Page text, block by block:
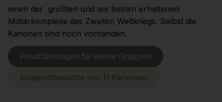
einen der größten und am besten erhaltenen
Militärkomplexe des Zweiten Weltkriegs. Selbst die
Kanonen sind noch vorhanden.
Privatführungen für kleine Gruppen
Gruppenbesuche von 11 Personen